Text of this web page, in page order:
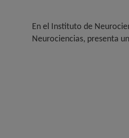
En el Instituto de
Neurociencias, presenta